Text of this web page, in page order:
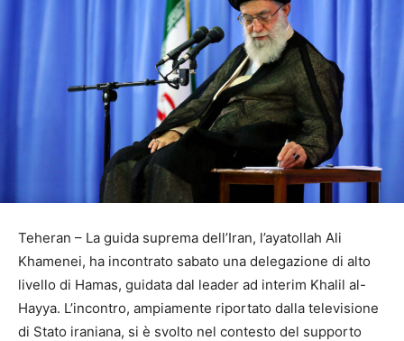
Teheran – La guida suprema dell’Iran, l’ayatollah Ali
Khamenei, ha incontrato sabato una delegazione di alto
livello di Hamas, guidata dal leader ad interim Khalil al-
Hayya. L’incontro, ampiamente riportato dalla televisione
di Stato iraniana, si è svolto nel contesto del supporto